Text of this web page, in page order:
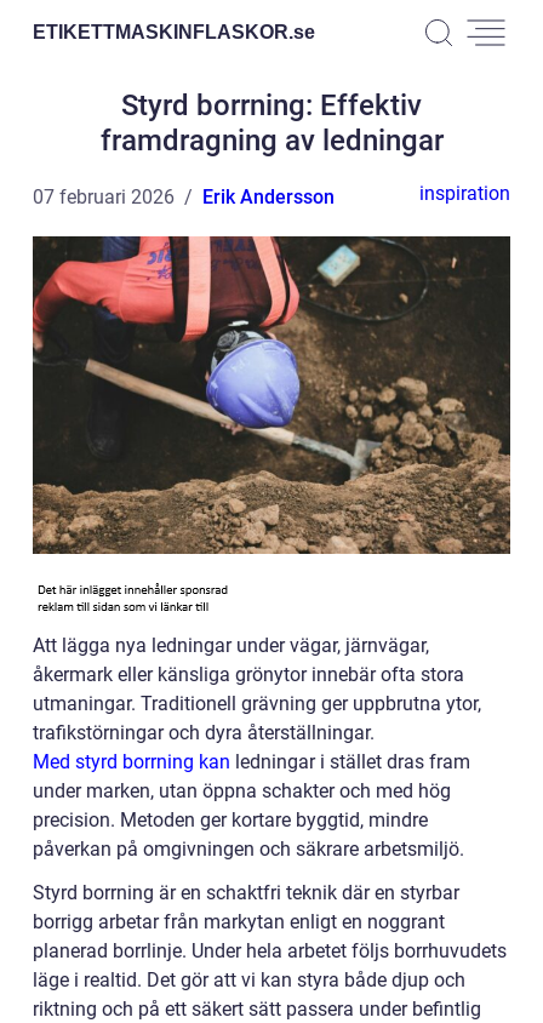
ETIKETTMASKINFLASKOR.se
Styrd borrning: Effektiv
framdragning av ledningar
07 februari 2026 Erik Andersson inspiration
Att lägga nya ledningar under vägar, järnvägar,
åkermark eller känsliga grönytor innebär ofta stora
utmaningar. Traditionell grävning ger uppbrutna ytor,
trafikstörningar och dyra återställningar.
Med styrd borrning kan ledningar i stället dras fram
under marken, utan öppna schakter och med hög
precision. Metoden ger kortare byggtid, mindre
påverkan på omgivningen och säkrare arbetsmiljö.
Styrd borrning är en schaktfri teknik där en styrbar
borrigg arbetar från markytan enligt en noggrant
planerad borrlinje. Under hela arbetet följs borrhuvudets
läge i realtid. Det gör att vi kan styra både djup och
riktning och på ett säkert sätt passera under befintlig